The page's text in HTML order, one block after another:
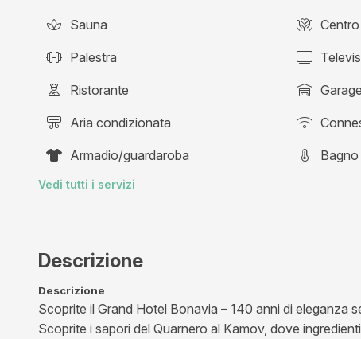
Sauna
Palestra
Ristorante Garage
Aria condizionata
Armadio/guardaroba
Vedi tutti i servizi
Descrizione
Descrizione
Scoprite il Grand Hotel Bonavia – 140 anni di
Scoprite i sapori del Quarnero al Kamov, dove